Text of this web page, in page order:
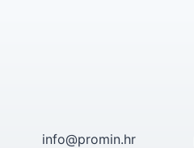
info@promin.hr